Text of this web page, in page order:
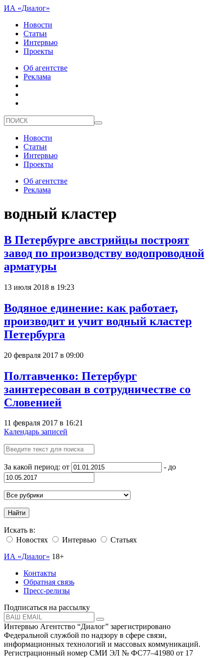
ИА «Диалог»
Новости
Статьи
Интервью
Проекты
Об агентстве
Реклама
Новости
Статьи
Интервью
Проекты
Об агентстве
Реклама
водный кластер
В Петербурге австрийцы построят
завод по производству водопроводной
арматуры
13 июля 2018 в 19:23
Водяное единение: как работает,
производит и учит водный кластер
Петербурга
20 февраля 2017 в 09:00
Полтавченко: Петербург
заинтересован в сотрудничестве со
Словенией
11 февраля 2017 в 16:21
Календарь записей
За какой период: от - до
Найти
Искать в:
Новостях
Интервью
Статьях
ИА «Диалог» 18+
Контакты
Обратная связь
Пресс-релизы
Подписаться на рассылку
Интервью Агентство “Диалог” зарегистрировано
Федеральной службой по надзору в сфере связи,
информационных технологий и массовых коммуникаций.
Регистрационный номер СМИ ЭЛ № ФС77–41980 от 17